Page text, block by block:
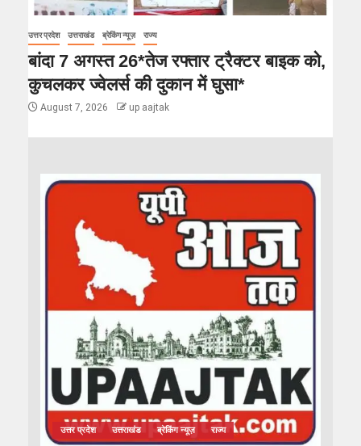
उत्तर प्रदेश उत्तराखंड ब्रेकिंग न्यूज़ राज्य
बांदा 7 अगस्त 26*तेज रफ्तार ट्रैक्टर बाइक को,
कुचलकर ज्वेलर्स की दुकान में घुसा*
August 7, 2026 up aajtak
उत्तर प्रदेश उत्तराखंड ब्रेकिंग न्यूज़ राज्य